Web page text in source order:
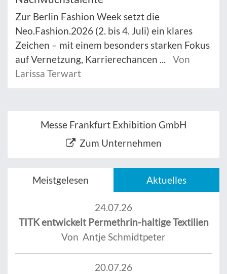
Zur Berlin Fashion Week setzt die
Neo.Fashion.2026 (2. bis 4. Juli) ein klares
Zeichen – mit einem besonders starken Fokus
auf Vernetzung, Karrierechancen ...
Von
Larissa Terwart
Messe Frankfurt Exhibition GmbH
Zum Unternehmen
Meistgelesen Aktuelles
24.07.26
TITK entwickelt Permethrin-haltige Textilien
Von Antje Schmidtpeter
20.07.26